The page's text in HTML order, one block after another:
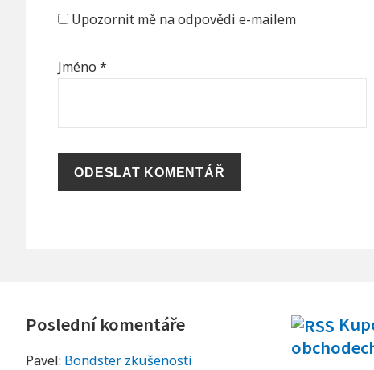
Upozornit mě na odpovědi e-mailem
Jméno*
Widgets
Poslední komentáře
Pavel: Bondster zkušenosti